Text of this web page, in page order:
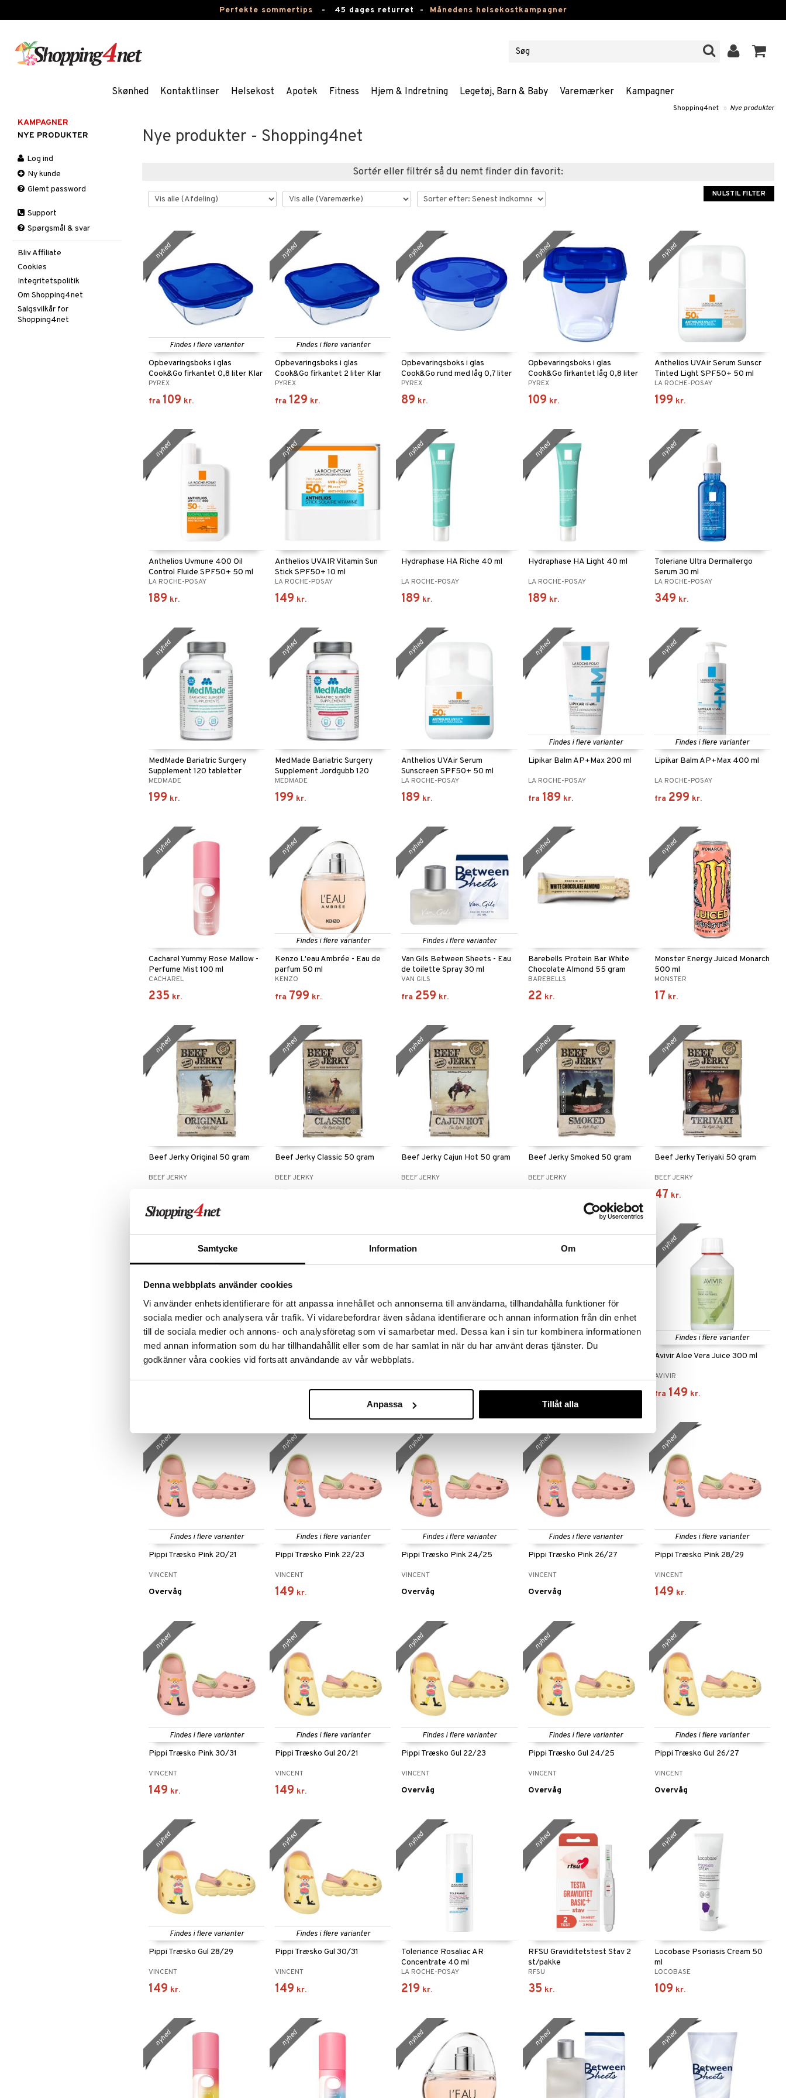
Samtycke Information Om
Denna webbplats använder cookies
Vi använder enhetsidentifierare för att anpassa innehållet och annonserna till användarna, tillhandahålla funktioner för
sociala medier och analysera vår trafik. Vi vidarebefordrar även sådana identifierare och annan information från din enhet
till de sociala medier och annons- och analysföretag som vi samarbetar med. Dessa kan i sin tur kombinera informationen
med annan information som du har tillhandahållit eller som de har samlat in när du har använt deras tjänster. Du
godkänner våra cookies vid fortsatt användande av vår webbplats.
Anpassa Tillåt alla
Perfekte sommertips - 45 dages returret - Månedens helsekostkampagner
Skønhed Kontaktlinser Helsekost Apotek Fitness Hjem & Indretning Legetøj, Barn & Baby Varemærker Kampagner
Shopping4net » Nye produkter
Nye produkter - Shopping4net
Sortér eller filtrér så du nemt finder din favorit:
NULSTIL FILTER
Findes i flere varianter
Opbevaringsboks i glas
Cook&Go firkantet 0,8 liter Klar
PYREX
fra 109 kr.
nyhed
Findes i flere varianter
Opbevaringsboks i glas
Cook&Go firkantet 2 liter Klar
PYREX
fra 129 kr.
nyhed
Opbevaringsboks i glas
Cook&Go rund med låg 0,7 liter
Klar
PYREX
89 kr.
nyhed
Opbevaringsboks i glas
Cook&Go firkantet låg 0,8 liter
Klar
PYREX
109 kr.
nyhed
Anthelios UVAir Serum Sunscr
Tinted Light SPF50+ 50 ml
LA ROCHE-POSAY
199 kr.
nyhed
Anthelios Uvmune 400 Oil
Control Fluide SPF50+ 50 ml
LA ROCHE-POSAY
189 kr.
nyhed
Anthelios UVAIR Vitamin Sun
Stick SPF50+ 10 ml
LA ROCHE-POSAY
149 kr.
nyhed
Hydraphase HA Riche 40 ml
LA ROCHE-POSAY
189 kr.
nyhed
Hydraphase HA Light 40 ml
LA ROCHE-POSAY
189 kr.
nyhed
Toleriane Ultra Dermallergo
Serum 30 ml
LA ROCHE-POSAY
349 kr.
nyhed
MedMade Bariatric Surgery
Supplement 120 tabletter
MEDMADE
199 kr.
nyhed
MedMade Bariatric Surgery
Supplement Jordgubb 120
tabletter
MEDMADE
199 kr.
nyhed
Anthelios UVAir Serum
Sunscreen SPF50+ 50 ml
LA ROCHE-POSAY
189 kr.
nyhed
Findes i flere varianter
Lipikar Balm AP+Max 200 ml
LA ROCHE-POSAY
fra 189 kr.
nyhed
Findes i flere varianter
Lipikar Balm AP+Max 400 ml
LA ROCHE-POSAY
fra 299 kr.
nyhed
Cacharel Yummy Rose Mallow -
Perfume Mist 100 ml
CACHAREL
235 kr.
nyhed
Findes i flere varianter
Kenzo L'eau Ambrée - Eau de
parfum 50 ml
KENZO
fra 799 kr.
nyhed
Findes i flere varianter
Van Gils Between Sheets - Eau
de toilette Spray 30 ml
VAN GILS
fra 259 kr.
nyhed
Barebells Protein Bar White
Chocolate Almond 55 gram
BAREBELLS
22 kr.
nyhed
Monster Energy Juiced Monarch
500 ml
MONSTER
17 kr.
nyhed
Beef Jerky Original 50 gram
BEEF JERKY
nyhed
Beef Jerky Classic 50 gram
BEEF JERKY
nyhed
Beef Jerky Cajun Hot 50 gram
BEEF JERKY
nyhed
Beef Jerky Smoked 50 gram
BEEF JERKY
nyhed
Beef Jerky Teriyaki 50 gram
BEEF JERKY
47 kr.
nyhed
Monster Energy Ultra
Lectinect Glucorol PRO 40
OPI IS Glaze Toppers 15 ml No.
129
nyhed
229
Findes i flere varianter
Avivir Aloe Vera Juice 300 ml
AVIVIR
fra 149 kr.
nyhed
Findes i flere varianter
Pippi Træsko Pink 20/21
VINCENT
Overvåg
nyhed
Findes i flere varianter
Pippi Træsko Pink 22/23
VINCENT
149 kr.
nyhed
Findes i flere varianter
Pippi Træsko Pink 24/25
VINCENT
Overvåg
nyhed
Findes i flere varianter
Pippi Træsko Pink 26/27
VINCENT
Overvåg
nyhed
Findes i flere varianter
Pippi Træsko Pink 28/29
VINCENT
149 kr.
nyhed
Findes i flere varianter
Pippi Træsko Pink 30/31
VINCENT
149 kr.
nyhed
Findes i flere varianter
Pippi Træsko Gul 20/21
VINCENT
149 kr.
nyhed
Findes i flere varianter
Pippi Træsko Gul 22/23
VINCENT
Overvåg
nyhed
Findes i flere varianter
Pippi Træsko Gul 24/25
VINCENT
Overvåg
nyhed
Findes i flere varianter
Pippi Træsko Gul 26/27
VINCENT
Overvåg
nyhed
Findes i flere varianter
Pippi Træsko Gul 28/29
VINCENT
149 kr.
nyhed
Findes i flere varianter
Pippi Træsko Gul 30/31
VINCENT
149 kr.
nyhed
Toleriance Rosaliac AR
Concentrate 40 ml
LA ROCHE-POSAY
219 kr.
nyhed
RFSU Graviditetstest Stav 2
st/pakke
RFSU
35 kr.
nyhed
Locobase Psoriasis Cream 50
ml
LOCOBASE
109 kr.
nyhed
nyhed nyhed nyhed nyhed nyhed
KAMPAGNER
NYE PRODUKTER
Log ind
Ny kunde
Glemt password
Support
Spørgsmål & svar
Bliv Affiliate
Cookies
Integritetspolitik
Om Shopping4net
Salgsvilkår for
Shopping4net